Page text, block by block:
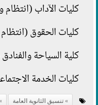
كليات الآداب
كليات الحقوق
كلية السياحة
كليات الخدمة
تنسيق الثانوية العامة